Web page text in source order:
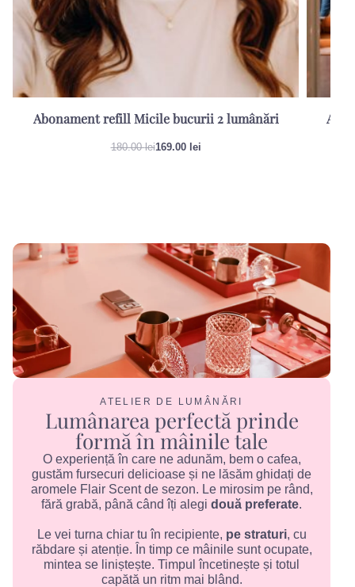
Abonament refill Micile bucurii 2 lumânări
180.00lei169.00 lei
ATELIER DE LUMÂNĂRI
Lumânarea perfectă prinde
formă în mâinile tale
O experiență în care ne adunăm, bem o cafea,
gustăm fursecuri delicioase și ne lăsăm ghidați de
aromele Flair Scent de sezon. Le mirosim pe rând,
fără grabă, până când îți alegi două preferate.
Le vei turna chiar tu în recipiente, pe straturi, cu
răbdare și atenție. În timp ce mâinile sunt ocupate,
mintea se liniștește. Timpul încetinește și totul
capătă un ritm mai blând.